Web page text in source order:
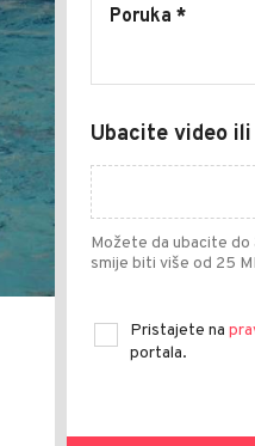
Ubacite video
Možete da ubacite
smije biti više od 25
Pristajete na
portala.